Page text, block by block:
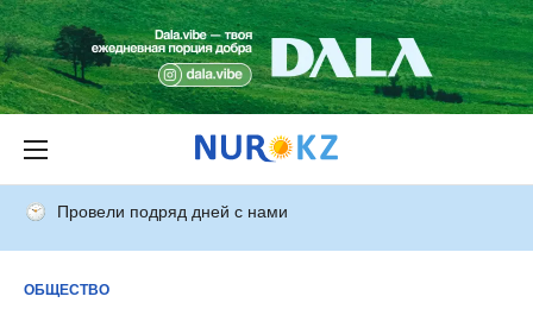
Провели подряд дней с нами
ОБЩЕСТВО